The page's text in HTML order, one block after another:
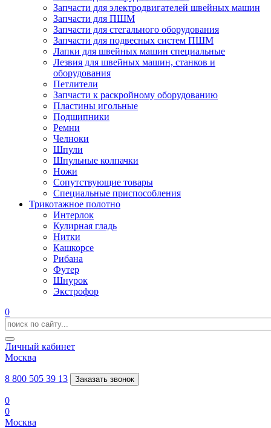
Запчасти для электродвигателей швейных машин
Запчасти для ПШМ
Запчасти для стегального оборудования
Запчасти для подвесных систем ПШМ
Лапки для швейных машин специальные
Лезвия для швейных машин, станков и
оборудования
Петлители
Запчасти к раскройному оборудованию
Пластины игольные
Подшипники
Ремни
Челноки
Шпули
Шпульные колпачки
Ножи
Сопутствующие товары
Специальные приспособления
Трикотажное полотно
Интерлок
Кулирная гладь
Нитки
Кашкорсе
Рибана
Футер
Шнурок
Экстрофор
0
Личный кабинет
Москва
8 800 505 39 13 Заказать звонок
0
0
Москва